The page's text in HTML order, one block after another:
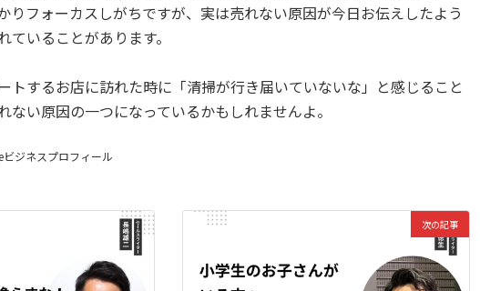
りフォーカスしがちですが、実は売れない原因が今日お伝えしたよう
ていることがあります。
トするお店に訪れた時に「清掃が行き届いていないな」と感じること
ない原因の一つになっているかもしれませんよ。
ジネスプロフィール
次の記事